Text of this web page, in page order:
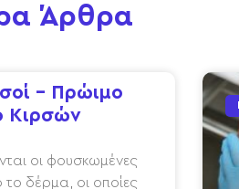
Άρθρα
– Πρώιμο
Κιρσών
οι φουσκωμένες
δέρμα, οι οποίες